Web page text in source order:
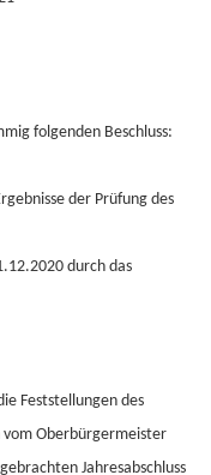
folgenden Beschluss:
der Prüfung des
durch das
Feststellungen des
vom Oberbürgermeister
Jahresabschluss